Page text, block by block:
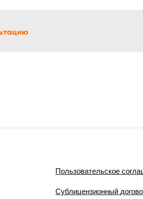
Пользовательское
Сублицензионный